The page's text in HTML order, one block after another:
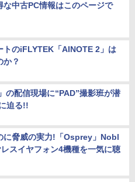
な中古PC情報はこのページで
トのiFLYTEK「AINOTE 2」は
か？
の配信現場に“PAD”撮影班が潜
迫る!!
に脅威の実力!「Osprey」Nobl
スイヤフォン4機種を一気に聴